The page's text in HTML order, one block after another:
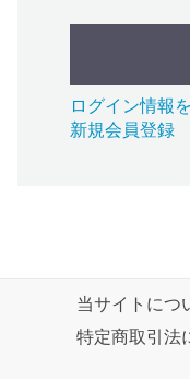
ログイン情報
新規会員登録
当サイトにつ
特定商取引法